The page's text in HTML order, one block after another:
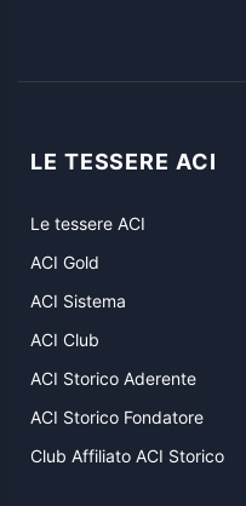
LE TESSERE ACI
Le tessere ACI
ACI Gold
ACI Sistema
ACI Club
ACI Storico Aderente
ACI Storico Fondatore
Club Affiliato ACI Storico